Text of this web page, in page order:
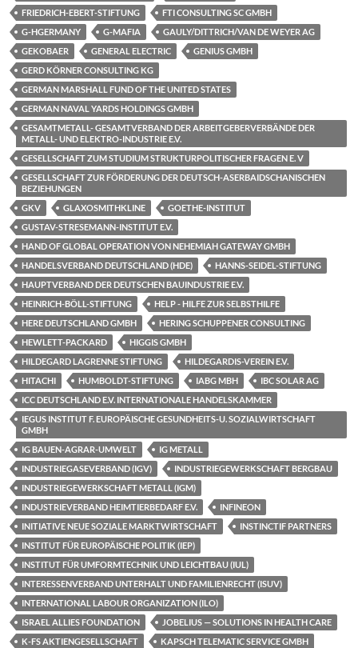
FRIEDRICH-EBERT-STIFTUNG
FTI CONSULTING SC GMBH
G-HGERMANY
G-MAFIA
GAULY/DITTRICH/VAN DE WEYER AG
GEKOBAER
GENERAL ELECTRIC
GENIUS GMBH
GERD KÖRNER CONSULTING KG
GERMAN MARSHALL FUND OF THE UNITED STATES
GERMAN NAVAL YARDS HOLDINGS GMBH
GESAMTMETALL- GESAMTVERBAND DER ARBEITGEBERVERBÄNDE DER
METALL- UND ELEKTRO-INDUSTRIE E.V.
GESELLSCHAFT ZUM STUDIUM STRUKTURPOLITISCHER FRAGEN E. V
GESELLSCHAFT ZUR FÖRDERUNG DER DEUTSCH-ASERBAIDSCHANISCHEN
BEZIEHUNGEN
GKV
GLAXOSMITHKLINE
GOETHE-INSTITUT
GUSTAV-STRESEMANN-INSTITUT E.V.
HAND OF GLOBAL OPERATION VON NEHEMIAH GATEWAY GMBH
HANDELSVERBAND DEUTSCHLAND (HDE)
HANNS-SEIDEL-STIFTUNG
HAUPTVERBAND DER DEUTSCHEN BAUINDUSTRIE E.V.
HEINRICH-BÖLL-STIFTUNG
HELP - HILFE ZUR SELBSTHILFE
HERE DEUTSCHLAND GMBH
HERING SCHUPPENER CONSULTING
HEWLETT-PACKARD
HIGGIS GMBH
HILDEGARD LAGRENNE STIFTUNG
HILDEGARDIS-VEREIN E.V.
HITACHI
HUMBOLDT-STIFTUNG IABG MBH
IBC SOLAR AG
ICC DEUTSCHLAND E.V. INTERNATIONALE HANDELSKAMMER
IEGUS INSTITUT F. EUROPÄISCHE GESUNDHEITS-U. SOZIALWIRTSCHAFT
GMBH
IG BAUEN-AGRAR-UMWELT
IG METALL
INDUSTRIEGASEVERBAND (IGV)
INDUSTRIEGEWERKSCHAFT BERGBAU
INDUSTRIEGEWERKSCHAFT METALL (IGM)
INDUSTRIEVERBAND HEIMTIERBEDARF E.V.
INFINEON
INITIATIVE NEUE SOZIALE MARKTWIRTSCHAFT
INSTINCTIF PARTNERS
INSTITUT FÜR EUROPÄISCHE POLITIK (IEP)
INSTITUT FÜR UMFORMTECHNIK UND LEICHTBAU (IUL)
INTERESSENVERBAND UNTERHALT UND FAMILIENRECHT (ISUV)
INTERNATIONAL LABOUR ORGANIZATION (ILO)
ISRAEL ALLIES FOUNDATION
JOBELIUS — SOLUTIONS IN HEALTH CARE
K-FS AKTIENGESELLSCHAFT
KAPSCH TELEMATIC SERVICE GMBH